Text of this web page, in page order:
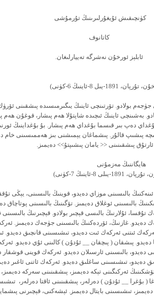
كۈنچىقىش ئۇيغۇرلىرىنىڭ تۇرمۇشى
كاتانوف
ئابلېز ئورخۇن نەشرگە تەييارلىغان.
6-كۈنى)
بولادو. تۆرتىنچى ئاينىڭ يىگىرمىسىدە پىشقىنى
بەشىنچى ئاينىڭ ئىچىدە شاپتۇلا ھەم پىشار، قوغۇن ھەم
دەپ بىر قىسما بۇغداي ھەم پىشار. بۇ بۇغداينىڭ
پىشىپ قالۇر. پىشماغان يېمىشنى بىز ھەممىسىنى خام
پىشقىنىنى << يامان پىشىپتۇ>> دەيمىز.
7-كۈنى)
بالىسىنى موزاي دەيدو، قوينىڭ بالىسىنى، يېڭى
بالىسىنى ئوغلاق دەيمىز. تۆگىنىڭ بالىسىنى پوتاچاق
تۇقسا، ئۇلارنىڭ بالىسى قېچىر بولادو. قېچىرنىڭ بالىسىنى
غازنىڭ، ئۆردەكنىڭ بالىسىنى جۈجەك دەيمىز.
ئىتنى ئەركەك ئىت دەيدو، تىشىسىنى قانچىق دەيدو.
دەيدو. پىشقان ( پىچقان __ ئۇدۇن ) كالىنى ئۇي دەيدو.
بالىسىنى ئارسىلان دەيدو. ئەركەك قوينى قوشقار
دەيدو، تىشىسىنى ساغلىق دەيدو. ئەركەك ئاتنى ئاغىر
ئۆشكىنىڭ ئەركىگىنى تېكە دەيمىز، پىشقىنىنى سەركە
( بۇغرا __ ئۇدۇن ) دەرلەر، پىشقىنىنى ئاقتا دەرلەر،
تىشىسىنى بايتال دەيمىز. ئېشەكنى، قېچىرنى